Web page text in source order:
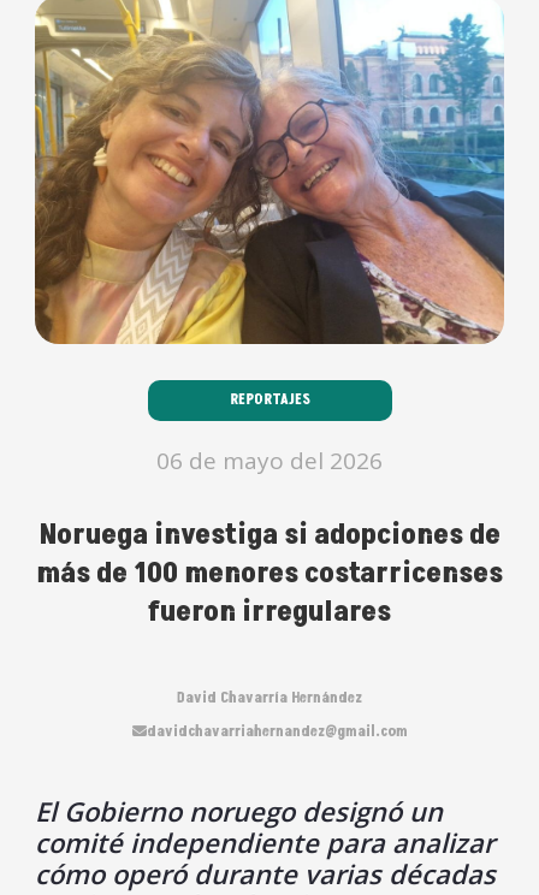
REPORTAJES
06 de mayo del 2026
Noruega investiga si adopciones de
más de 100 menores costarricenses
fueron irregulares
David Chavarría Hernández
davidchavarriahernandez@gmail.com
El Gobierno noruego designó un
comité independiente para analizar
cómo operó durante varias décadas